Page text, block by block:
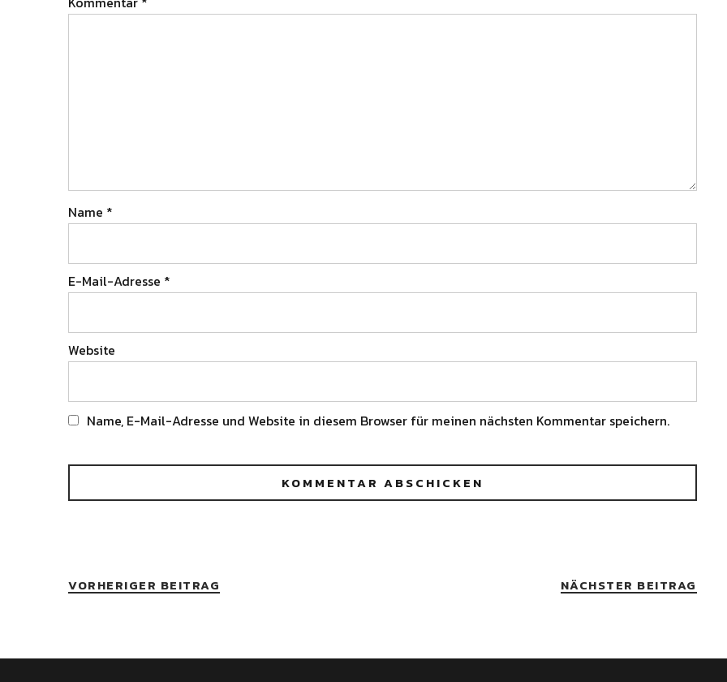
Name *
E-Mail-Adresse *
Website
Name, E-Mail-Adresse und Website in diesem Browser für meinen nächsten Kommentar speichern.
VORHERIGER BEITRAG NÄCHSTER BEITRAG